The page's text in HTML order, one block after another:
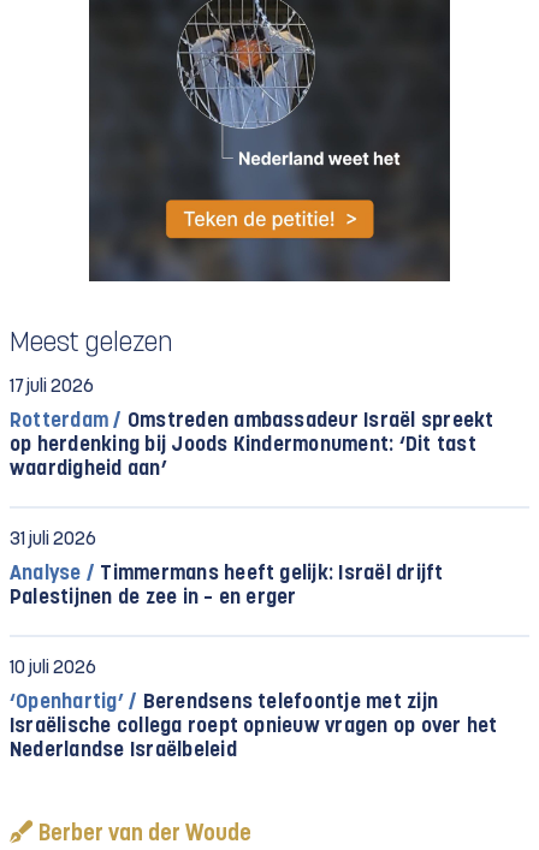
Meest gelezen
17 juli 2026
Rotterdam / Omstreden ambassadeur Israël spreekt
op herdenking bij Joods Kindermonument: ‘Dit tast
waardigheid aan’
31 juli 2026
Analyse / Timmermans heeft gelijk: Israël drijft
Palestijnen de zee in – en erger
10 juli 2026
‘Openhartig’ / Berendsens telefoontje met zijn
Israëlische collega roept opnieuw vragen op over het
Nederlandse Israëlbeleid
Berber van der Woude